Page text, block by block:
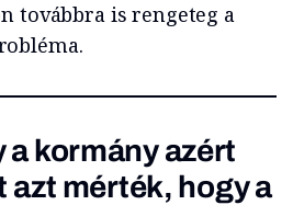
továbbra is rengeteg a
a kormány azért
azt mérték, hogy a